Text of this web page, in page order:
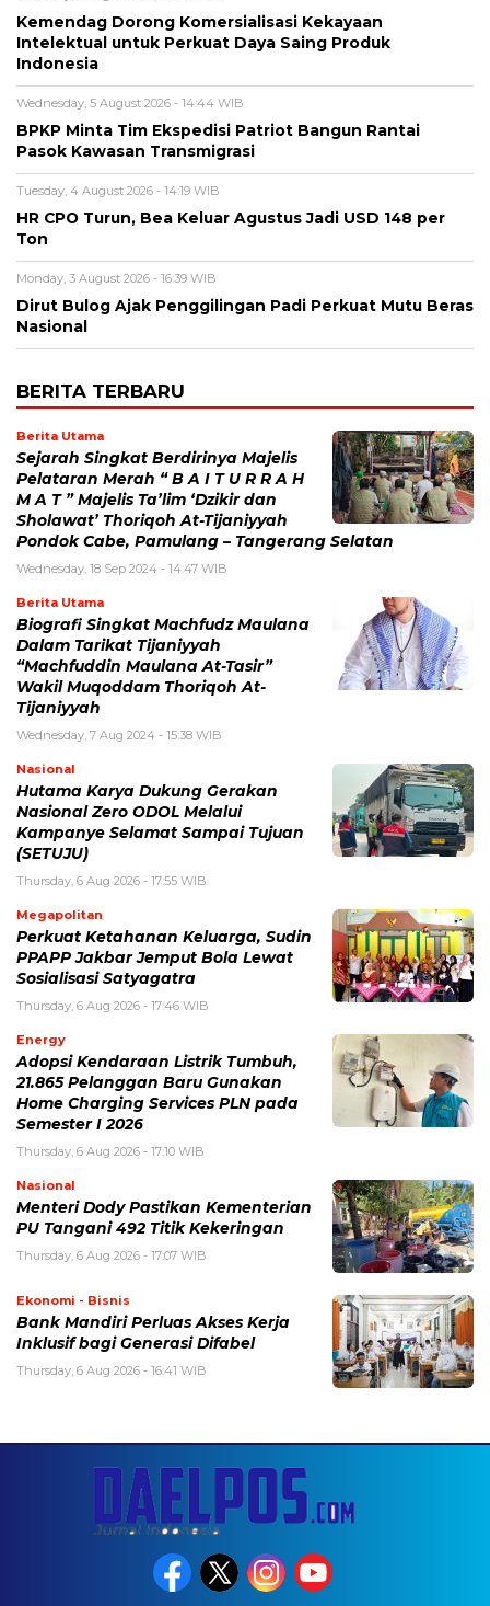
Kemendag Dorong Komersialisasi Kekayaan
Intelektual untuk Perkuat Daya Saing Produk
Indonesia
Wednesday, 5 August 2026 - 14:44 WIB
BPKP Minta Tim Ekspedisi Patriot Bangun Rantai
Pasok Kawasan Transmigrasi
Tuesday, 4 August 2026 - 14:19 WIB
HR CPO Turun, Bea Keluar Agustus Jadi USD 148 per
Ton
Monday, 3 August 2026 - 16:39 WIB
Dirut Bulog Ajak Penggilingan Padi Perkuat Mutu Beras
Nasional
BERITA TERBARU
Berita Utama
Sejarah Singkat Berdirinya Majelis
Pelataran Merah “ B A I T U R R A H
M A T ” Majelis Ta’lim ‘Dzikir dan
Sholawat’ Thoriqoh At-Tijaniyyah
Pondok Cabe, Pamulang – Tangerang Selatan
Wednesday, 18 Sep 2024 - 14:47 WIB
Berita Utama
Biografi Singkat Machfudz Maulana
Dalam Tarikat Tijaniyyah
“Machfuddin Maulana At-Tasir”
Wakil Muqoddam Thoriqoh At-
Tijaniyyah
Wednesday, 7 Aug 2024 - 15:38 WIB
Nasional
Hutama Karya Dukung Gerakan
Nasional Zero ODOL Melalui
Kampanye Selamat Sampai Tujuan
(SETUJU)
Thursday, 6 Aug 2026 - 17:55 WIB
Megapolitan
Perkuat Ketahanan Keluarga, Sudin
PPAPP Jakbar Jemput Bola Lewat
Sosialisasi Satyagatra
Thursday, 6 Aug 2026 - 17:46 WIB
Energy
Adopsi Kendaraan Listrik Tumbuh,
21.865 Pelanggan Baru Gunakan
Home Charging Services PLN pada
Semester I 2026
Thursday, 6 Aug 2026 - 17:10 WIB
Nasional
Menteri Dody Pastikan Kementerian
PU Tangani 492 Titik Kekeringan
Thursday, 6 Aug 2026 - 17:07 WIB
Ekonomi - Bisnis
Bank Mandiri Perluas Akses Kerja
Inklusif bagi Generasi Difabel
Thursday, 6 Aug 2026 - 16:41 WIB